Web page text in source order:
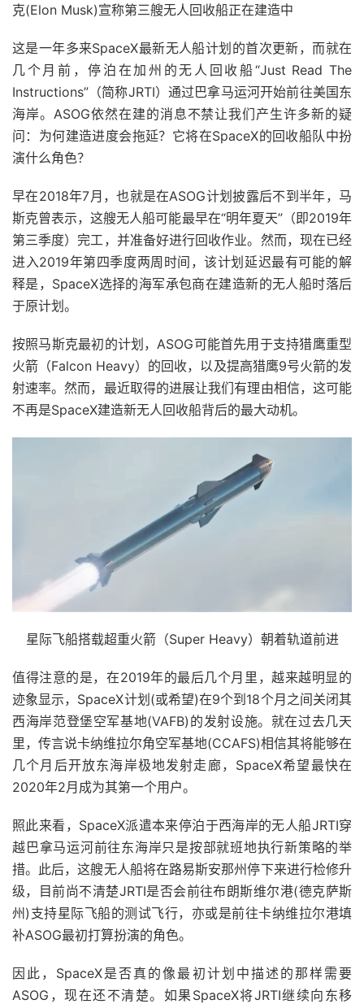
克(Elon Musk)宣称第三艘无人回收船正在建造中
这是一年多来SpaceX最新无人船计划的首次更新，而就在
几个月前，停泊在加州的无人回收船“Just Read The
Instructions”（简称JRTI）通过巴拿马运河开始前往美国东
海岸。ASOG依然在建的消息不禁让我们产生许多新的疑
问：为何建造进度会拖延？它将在SpaceX的回收船队中扮
演什么角色？
早在2018年7月，也就是在ASOG计划披露后不到半年，马
斯克曾表示，这艘无人船可能最早在“明年夏天”（即2019年
第三季度）完工，并准备好进行回收作业。然而，现在已经
进入2019年第四季度两周时间，该计划延迟最有可能的解
释是，SpaceX选择的海军承包商在建造新的无人船时落后
于原计划。
按照马斯克最初的计划，ASOG可能首先用于支持猎鹰重型
火箭（Falcon Heavy）的回收，以及提高猎鹰9号火箭的发
射速率。然而，最近取得的进展让我们有理由相信，这可能
不再是SpaceX建造新无人回收船背后的最大动机。
星际飞船搭载超重火箭（Super Heavy）朝着轨道前进
值得注意的是，在2019年的最后几个月里，越来越明显的
迹象显示，SpaceX计划(或希望)在9个到18个月之间关闭其
西海岸范登堡空军基地(VAFB)的发射设施。就在过去几天
里，传言说卡纳维拉尔角空军基地(CCAFS)相信其将能够在
几个月后开放东海岸极地发射走廊，SpaceX希望最快在
2020年2月成为其第一个用户。
照此来看，SpaceX派遣本来停泊于西海岸的无人船JRTI穿
越巴拿马运河前往东海岸只是按部就班地执行新策略的举
措。此后，这艘无人船将在路易斯安那州停下来进行检修升
级，目前尚不清楚JRTI是否会前往布朗斯维尔港(德克萨斯
州)支持星际飞船的测试飞行，亦或是前往卡纳维拉尔港填
补ASOG最初打算扮演的角色。
因此，SpaceX是否真的像最初计划中描述的那样需要
ASOG，现在还不清楚。如果SpaceX将JRTI继续向东移